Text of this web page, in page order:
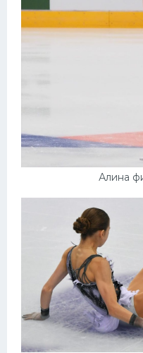
Алина